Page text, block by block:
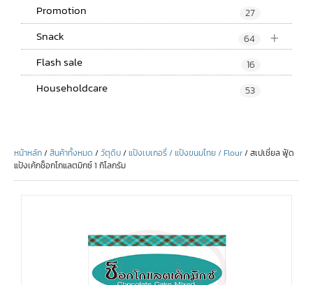
Promotion 27
+
Snack 64
Flash sale 16
Householdcare 53
หน้าหลัก/สินค้าทั้งหมด /วัตุดิบ/แป้งเบเกอรี่ / แป้งขนมไทย / Flour/ สเปเชี่ยล ฟู้ด
แป้งเค้กช็อกโกแลตมิกซ์ 1 กิโลกรัม